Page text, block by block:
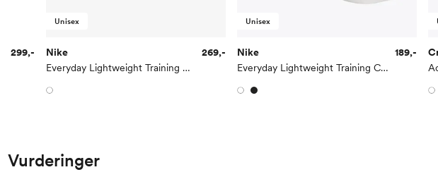
299,-
Unisex
Nike
Everyday Lightweight Training No-Show Socks 6pk
269,-
Unisex
Nike
Everyday Lightweight Training Crew Socks 3PK
189,-
Vurderinger